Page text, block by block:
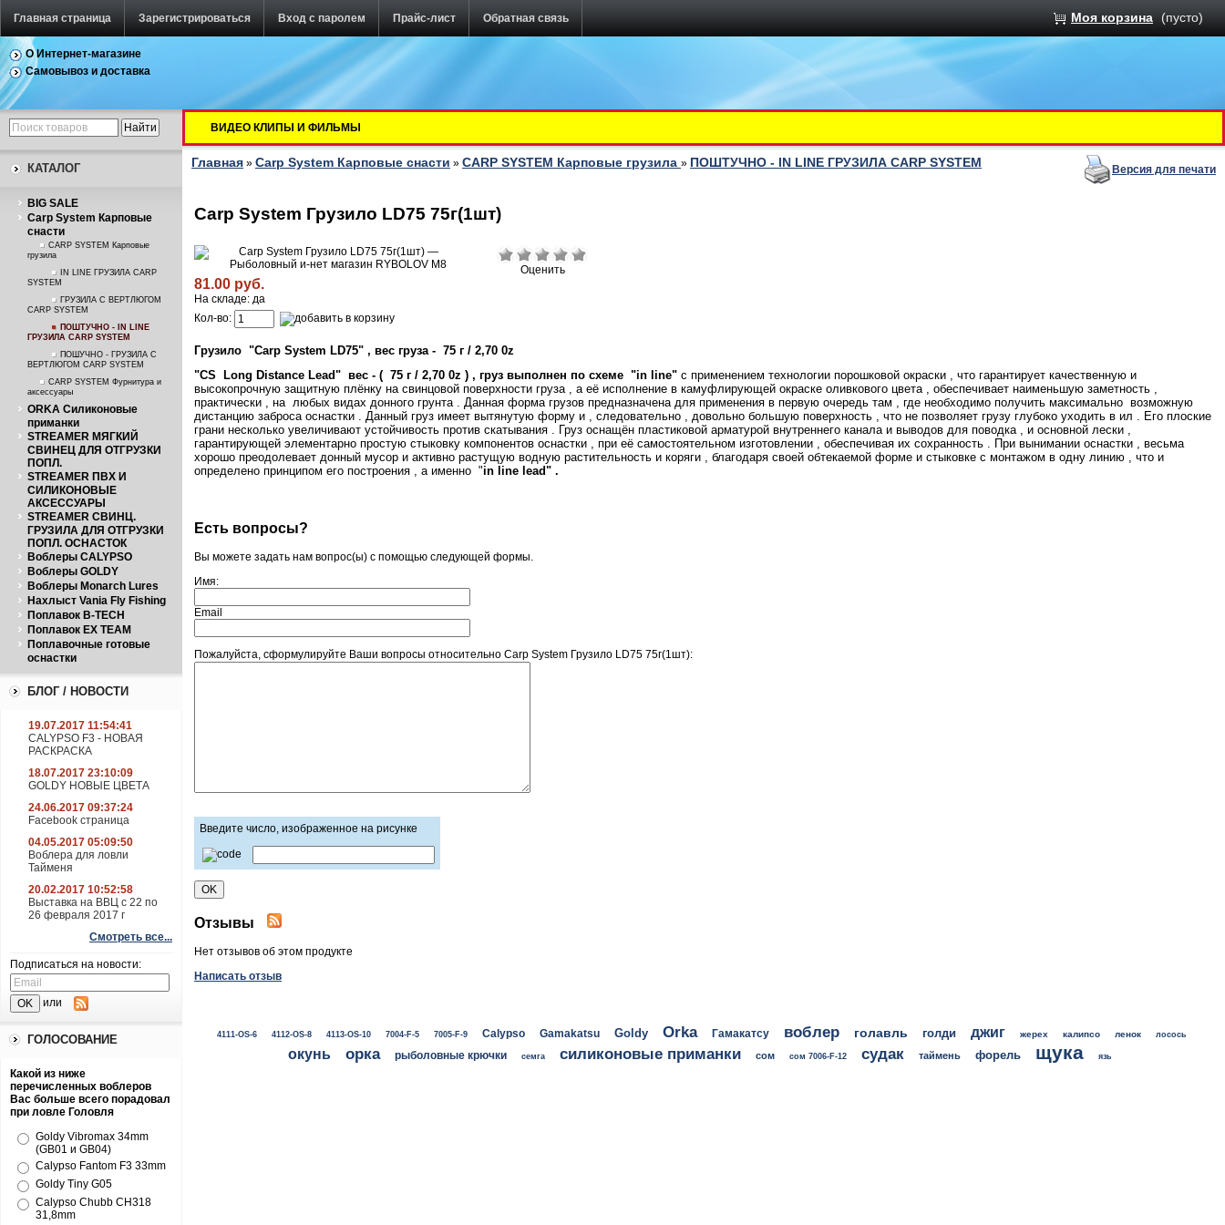
Главная страница Зарегистрироваться Вход с паролем Прайс-лист Обратная связь Моя корзина (пусто)
О Интернет-магазине
Самовывоз и доставка
КАТАЛОГ
BIG SALE
Carp System Карповые
снасти
CARP SYSTEM Карповые
грузила
IN LINE ГРУЗИЛА CARP
SYSTEM
ГРУЗИЛА С ВЕРТЛЮГОМ
CARP SYSTEM
ПОШТУЧНО - IN LINE
ГРУЗИЛА CARP SYSTEM
ПОШУЧНО - ГРУЗИЛА С
ВЕРТЛЮГОМ CARP SYSTEM
CARP SYSTEM Фурнитура и
аксессуары
ORKA Силиконовые
приманки
STREAMER МЯГКИЙ
СВИНЕЦ ДЛЯ ОТГРУЗКИ
ПОПЛ.
STREAMER ПВХ И
СИЛИКОНОВЫЕ
АКСЕССУАРЫ
STREAMER СВИНЦ.
ГРУЗИЛА ДЛЯ ОТГРУЗКИ
ПОПЛ. ОСНАСТОК
Воблеры CALYPSO
Воблеры GOLDY
Воблеры Monarch Lures
Нахлыст Vania Fly Fishing
Поплавок B-TECH
Поплавок EX TEAM
Поплавочные готовые
оснастки
БЛОГ / НОВОСТИ
19.07.2017 11:54:41
CALYPSO F3 - НОВАЯ
РАСКРАСКА
18.07.2017 23:10:09
GOLDY НОВЫЕ ЦВЕТА
24.06.2017 09:37:24
Facebook страница
04.05.2017 05:09:50
Воблера для ловли
Тайменя
20.02.2017 10:52:58
Выставка на ВВЦ с 22 по
26 февраля 2017 г
Смотреть все...
Подписаться на новости:
или
ГОЛОСОВАНИЕ
Какой из ниже
перечисленных воблеров
Вас больше всего порадовал
при ловле Головля
Goldy Vibromax 34mm
(GB01 и GB04)
Calypso Fantom F3 33mm
Goldy Tiny G05
Calypso Chubb CH318
31,8mm
ВИДЕО КЛИПЫ И ФИЛЬМЫ
Главная » Carp System Карповые снасти » CARP SYSTEM Карповые грузила » ПОШТУЧНО - IN LINE ГРУЗИЛА CARP SYSTEM Версия для печати
Carp System Грузило LD75 75г(1шт)
Оценить
81.00 руб.
На складе: да
Кол-во:
Грузило "Carp System LD75" , вес груза - 75 г / 2,70 0z
"CS
Long Distance Lead" вес - ( 75 г / 2,70 0z ) , груз выполнен по схеме "in line" с применением технологии порошковой окраски , что гарантирует качественную и
высокопрочную защитную плёнку на свинцовой поверхности груза , а её исполнение в камуфлирующей окраске оливкового цвета , обеспечивает наименьшую заметность ,
практически , на любых видах донного грунта . Данная форма грузов предназначена для применения в первую очередь там , где необходимо получить максимально возможную
дистанцию заброса оснастки . Данный груз имеет вытянутую форму и , следовательно , довольно большую поверхность , что не позволяет грузу глубоко уходить в ил . Его плоские
грани несколько увеличивают устойчивость против скатывания . Груз оснащён пластиковой арматурой внутреннего канала и выводов для поводка , и основной лески ,
гарантирующей элементарно простую стыковку компонентов оснастки , при её самостоятельном изготовлении , обеспечивая их сохранность . При вынимании оснастки , весьма
хорошо преодолевает донный мусор и активно растущую водную растительность и коряги , благодаря своей обтекаемой форме и стыковке с монтажом в одну линию , что и
определено принципом его построения , а именно "in line lead" .
Есть вопросы?
Вы можете задать нам вопрос(ы) с помощью следующей формы.
Имя:
Email
Пожалуйста, сформулируйте Ваши вопросы относительно Carp System Грузило LD75 75г(1шт):
Введите число, изображенное на рисунке
Отзывы
Нет отзывов об этом продукте
Написать отзыв
4111-OS-6 4112-OS-8 4113-OS-10 7004-F-5 7005-F-9 Calypso Gamakatsu Goldy Orka Гамакатсу воблер голавль голди джиг жерех калипсо ленок лосось
окунь орка рыболовные крючки семга силиконовые приманки сом сом 7006-F-12 судак таймень форель щука язь